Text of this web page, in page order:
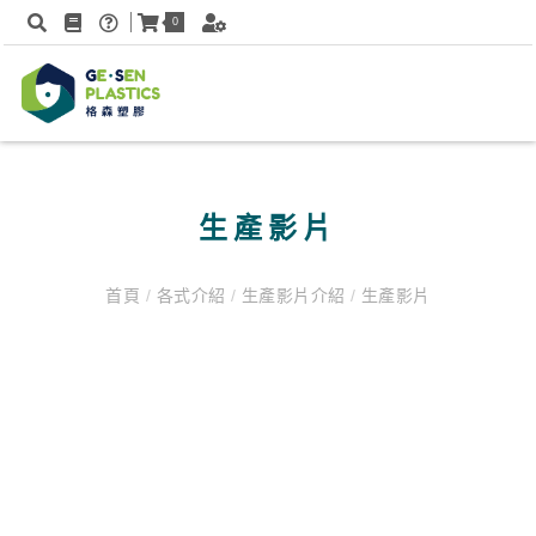
0
生產影片
首頁 / 各式介紹 / 生產影片介紹 / 生產影片